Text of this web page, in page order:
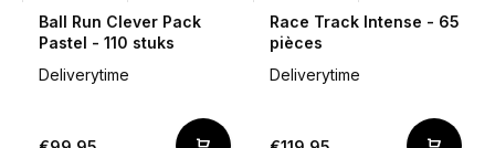
Ball Run Clever Pack
Pastel - 110 stuks
Deliverytime
Race Track Intense - 65
pièces
Deliverytime